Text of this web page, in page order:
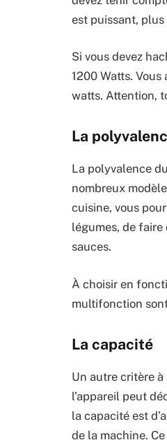
est puissant,
Si vous devez
1200 Watts.
watts. Attention,
La
La polyvalence
nombreux
cuisine, vous
légumes, de faire
sauces.
À choisir en
multifonction
La capacité
Un autre critère à
l’appareil peut
la capacité est
de la machine.